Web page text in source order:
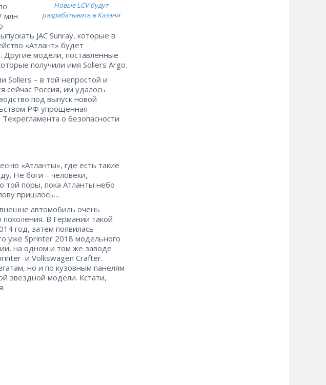
Новые LCV будут
разрабатывать в Казани
млн
JAC Sunray, которые в
«Атлант» будет
Другие модели, поставленные
получили имя Sollers Argo.
Sollers – в той непростой и
сейчас Россия, им удалось
под выпуск новой
РФ упрощенная
о безопасности
«Атланты», где есть такие
Не боги – человеки,
поры, пока Атланты небо
пришлось…
внешне автомобиль очень
В Германии такой
год, затем появилась
уже Sprinter 2018 модельного
на одном и том же заводе
и Volkswagen Crafter.
но и по кузовным панелям
звездной модели. Кстати,